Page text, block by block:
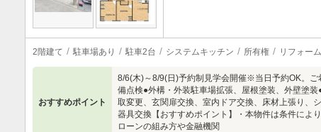
2階建て 駐車場あり 駐車2台 システムキッチン 所有権 リフォー
おすすめポイント
8/6(木)～8/9(日)予約制見学会開催※当日予約OK。
備点検●外構・外装駐車場拡張、屋根塗装、外壁塗
取変更、玄関扉交換、室内ドア交換、床材上張り、
器具交換【おすすめポイント】・本物件は条件によ
ローンの組み方や金融機関